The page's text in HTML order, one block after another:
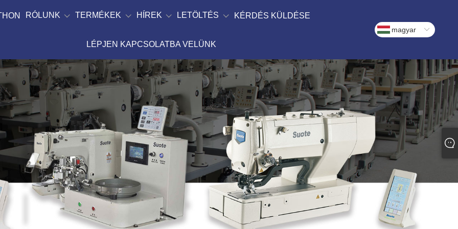
RÓLUNK TERMÉKEK HÍREK LETÖLTÉS KÉRDÉS KÜLDÉSE
LÉPJEN KAPCSOLATBA VELÜNK
magyar